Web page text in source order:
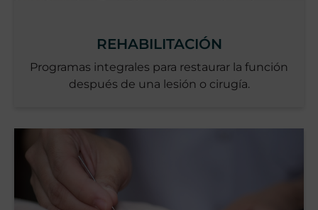
REHABILITACIÓN
Programas integrales para restaurar la función
después de una lesión o cirugía.